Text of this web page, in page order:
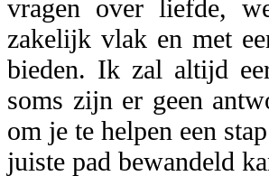
vragen over liefde,
zakelijk vlak en met
bieden. Ik zal altijd
soms zijn er geen
om je te helpen een
juiste pad bewandeld